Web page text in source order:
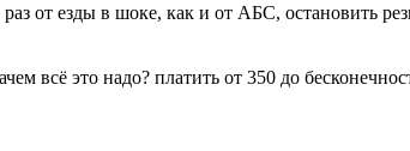
от езды в шоке, как и от AБС, остановить
всё это надо? платить от 350 до